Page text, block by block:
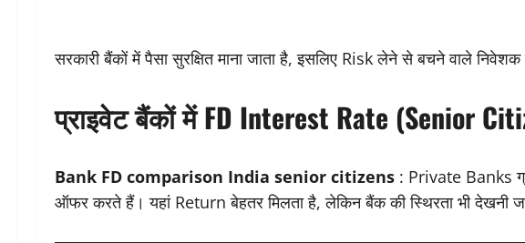
सरकारी बैंकों में पैसा सुरक्षित माना जाता है, इसलिए Risk लेने से बचने वाले
प्राइवेट बैंकों में FD Interest Rate (Senior
Bank FD comparison India senior citizens : Private Banks
ऑफर करते हैं। यहां Return बेहतर मिलता है, लेकिन बैंक की स्थिरता भी देखनी